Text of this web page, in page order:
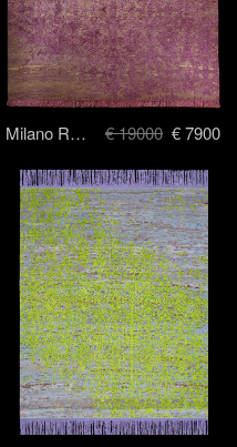
Milano Radi Raved - 250 x 300 cm € 19000 € 7900